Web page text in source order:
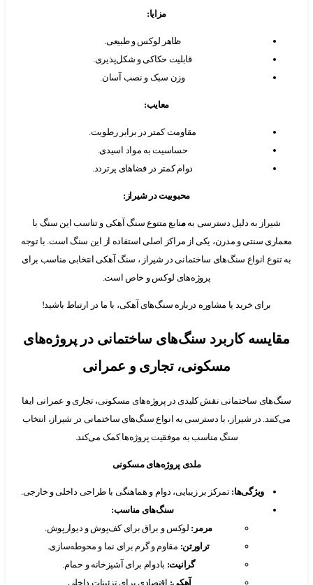
ظاهر لوکس و طبیعی.
قابلیت حکاکی و شکل‌پذیری.
وزن سبک و نصب آسان.
مقاومت کمتر در برابر رطوبت.
حساسیت به مواد اسیدی.
دوام کمتر در فضاهای پرتردد.
محبوبیت در شیراز:
به دلیل دسترسی بهمنابع متنوع سنگ آهکی و تناسب این سنگ با
سنتی و مدرن، یکی از مراکز اصلی استفاده از این سنگ است. با توجه
انواع سنگ‌های ساختمانی در شیراز ، سنگ آهکی انتخابی مناسب برای
پروژه‌های لوکس و خاص است.
برای خرید یا مشاوره درباره سنگ‌های آهکی، با ما در ارتباط باشید!
کاربرد سنگ‌های ساختمانی در پروژه‌های
مسکونی، تجاری و عمرانی
ساختمانی نقش کلیدی در پروژه‌های مسکونی، تجاری و عمرانی ایفا
در شیراز، با دسترسی به انواع سنگ‌های ساختمانی در شیراز، انتخاب
سنگ مناسب به موفقیت پروژه‌ها کمک می‌کند.
ملدی پروژه‌های مسکونی
ویژگی‌ها
تمرکز بر زیبایی، دوام و هماهنگی با طراحی داخلی و خارجی.
سنگ‌های مناسب:
مرمر
لوکس و براق برای کف‌پوش و دیوارپوش.
تراورتن
مقاوم و گرم برای نما و محوطه‌سازی.
بادوام برای آشپزخانه و حمام.
اقتصادی برای تزئینات داخلی.